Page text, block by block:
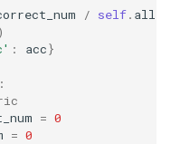
/ self.
: acc}
= 0
= 0